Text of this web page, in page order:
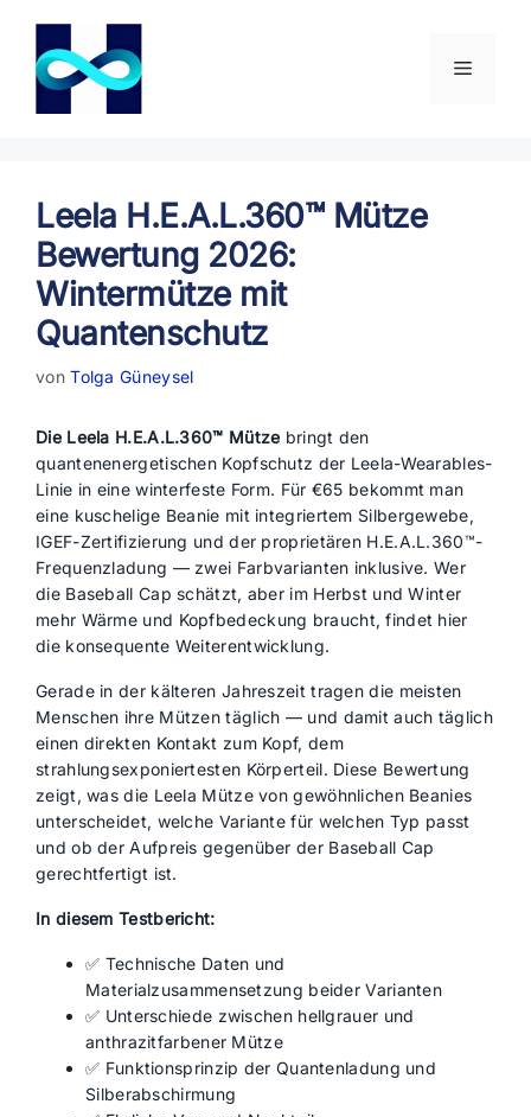
springen
Menü
Leela H.E.A.L.360™ Mütze
Bewertung 2026:
Wintermütze mit
Quantenschutz
vonTolga Güneysel
Die Leela H.E.A.L.360™ Mütze bringt den
quantenenergetischen Kopfschutz der Leela-Wearables-
Linie in eine winterfeste Form. Für €65 bekommt man
eine kuschelige Beanie mit integriertem Silbergewebe,
IGEF-Zertifizierung und der proprietären H.E.A.L.360™-
Frequenzladung — zwei Farbvarianten inklusive. Wer
die Baseball Cap schätzt, aber im Herbst und Winter
mehr Wärme und Kopfbedeckung braucht, findet hier
die konsequente Weiterentwicklung.
Gerade in der kälteren Jahreszeit tragen die meisten
Menschen ihre Mützen täglich — und damit auch täglich
einen direkten Kontakt zum Kopf, dem
strahlungsexponiertesten Körperteil. Diese Bewertung
zeigt, was die Leela Mütze von gewöhnlichen Beanies
unterscheidet, welche Variante für welchen Typ passt
und ob der Aufpreis gegenüber der Baseball Cap
gerechtfertigt ist.
In diesem Testbericht:
✅ Technische Daten und
Materialzusammensetzung beider Varianten
✅ Unterschiede zwischen hellgrauer und
anthrazitfarbener Mütze
✅ Funktionsprinzip der Quantenladung und
Silberabschirmung